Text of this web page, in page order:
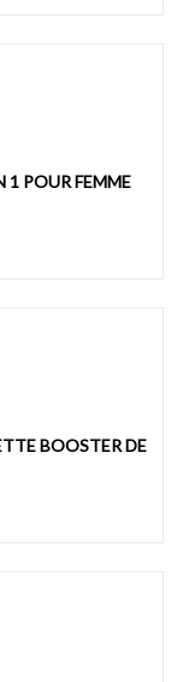
1 POUR FEMME
BOOSTER DE